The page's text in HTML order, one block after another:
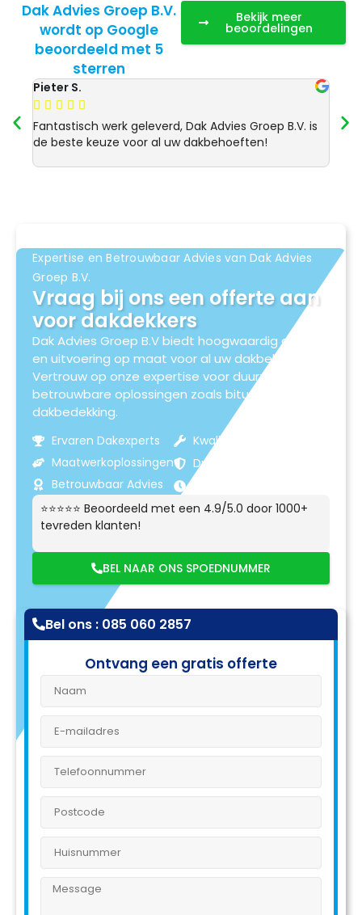
Dak Advies Groep B.V.
wordt op Google
beoordeeld met 5
sterren
Bekijk meer
beoordelingen
Pieter S.
    
Fantastisch werk geleverd, Dak Advies Groep B.V. is
de beste keuze voor al uw dakbehoeften!
Expertise en Betrouwbaar Advies van Dak Advies
Groep B.V.
Vraag bij ons een offerte aan
voor dakdekkers
Dak Advies Groep B.V biedt hoogwaardig advies
en uitvoering op maat voor al uw dakbehoeften.
Vertrouw op onze expertise voor duurzame en
betrouwbare oplossingen zoals bitumen
dakbedekking.
Ervaren Dakexperts
Maatwerkoplossingen
Betrouwbaar Advies
Kwaliteitsmaterialen
Duurzame Resultaten
⭐⭐⭐⭐⭐ Beoordeeld met een 4.9/5.0 door 1000+
tevreden klanten!
BEL NAAR ONS SPOEDNUMMER
Bel ons : 085 060 2857
Ontvang een gratis offerte